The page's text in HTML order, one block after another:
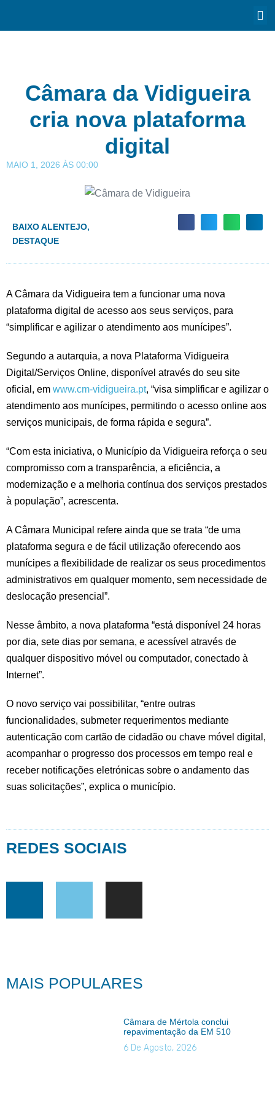
Câmara da Vidigueira
cria nova plataforma
digital
MAIO 1, 2026 ÀS 00:00
BAIXO ALENTEJO,
DESTAQUE
A Câmara da Vidigueira tem a funcionar uma nova
plataforma digital de acesso aos seus serviços, para
“simplificar e agilizar o atendimento aos munícipes”.
Segundo a autarquia, a nova Plataforma Vidigueira
Digital/Serviços Online, disponível através do seu site
oficial, em www.cm-vidigueira.pt, “visa simplificar e agilizar o
atendimento aos munícipes, permitindo o acesso online aos
serviços municipais, de forma rápida e segura”.
“Com esta iniciativa, o Município da Vidigueira reforça o seu
compromisso com a transparência, a eficiência, a
modernização e a melhoria contínua dos serviços prestados
à população”, acrescenta.
A Câmara Municipal refere ainda que se trata “de uma
plataforma segura e de fácil utilização oferecendo aos
munícipes a flexibilidade de realizar os seus procedimentos
administrativos em qualquer momento, sem necessidade de
deslocação presencial”.
Nesse âmbito, a nova plataforma “está disponível 24 horas
por dia, sete dias por semana, e acessível através de
qualquer dispositivo móvel ou computador, conectado à
Internet”.
O novo serviço vai possibilitar, “entre outras
funcionalidades, submeter requerimentos mediante
autenticação com cartão de cidadão ou chave móvel digital,
acompanhar o progresso dos processos em tempo real e
receber notificações eletrónicas sobre o andamento das
suas solicitações”, explica o município.
REDES SOCIAIS
MAIS POPULARES
Câmara de Mértola conclui
repavimentação da EM 510
6 De Agosto, 2026